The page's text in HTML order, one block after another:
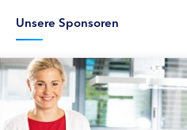
Unsere Sponsoren